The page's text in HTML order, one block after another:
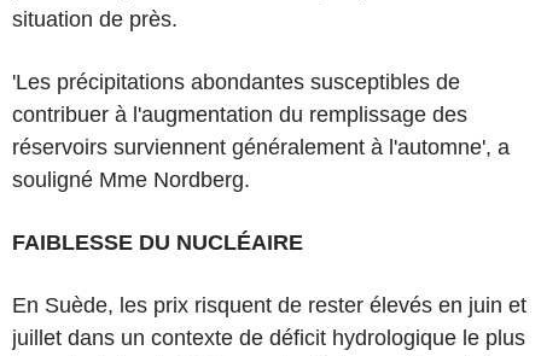
situation de près.
'Les précipitations abondantes susceptibles de
contribuer à l'augmentation du remplissage des
réservoirs surviennent généralement à l'automne', a
souligné Mme Nordberg.
FAIBLESSE DU NUCLÉAIRE
En Suède, les prix risquent de rester élevés en juin et
juillet dans un contexte de déficit hydrologique le plus